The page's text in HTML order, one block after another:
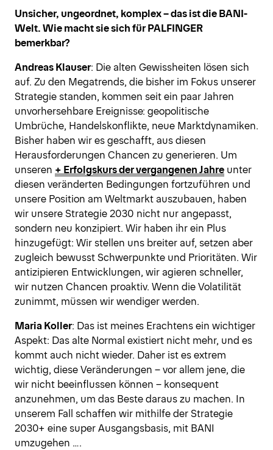
Unsicher, ungeordnet, komplex – das ist die BANI-
Welt. Wie macht sie sich für PALFINGER
bemerkbar?
Andreas Klauser: Die alten Gewissheiten lösen sich
auf. Zu den Megatrends, die bisher im Fokus unserer
Strategie standen, kommen seit ein paar Jahren
unvorhersehbare Ereignisse: geopolitische
Umbrüche, Handelskonflikte, neue Marktdynamiken.
Bisher haben wir es geschafft, aus diesen
Herausforderungen Chancen zu generieren. Um
unseren + Erfolgskurs der vergangenen Jahre unter
diesen veränderten Bedingungen fortzuführen und
unsere Position am Weltmarkt auszubauen, haben
wir unsere Strategie 2030 nicht nur angepasst,
sondern neu konzipiert. Wir haben ihr ein Plus
hinzugefügt: Wir stellen uns breiter auf, setzen aber
zugleich bewusst Schwerpunkte und Prioritäten. Wir
antizipieren Entwicklungen, wir agieren schneller,
wir nutzen Chancen proaktiv. Wenn die Volatilität
zunimmt, müssen wir wendiger werden.
Maria Koller: Das ist meines Erachtens ein wichtiger
Aspekt: Das alte Normal existiert nicht mehr, und es
kommt auch nicht wieder. Daher ist es extrem
wichtig, diese Veränderungen – vor allem jene, die
wir nicht beeinflussen können – konsequent
anzunehmen, um das Beste daraus zu machen. In
unserem Fall schaffen wir mithilfe der Strategie
2030+ eine super Ausgangsbasis, mit BANI
umzugehen ….